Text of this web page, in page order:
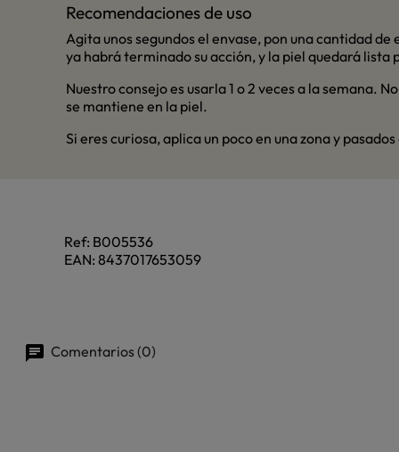
Recomendaciones de uso
Agita unos segundos el envase, pon una cantidad
ya habrá terminado su acción, y la piel quedará
Nuestro consejo es usarla 1 o 2 veces a la semana.
se mantiene en la piel.
Si eres curiosa, aplica un poco en una zona y
Ref: B005536
EAN: 8437017653059
Comentarios (0)